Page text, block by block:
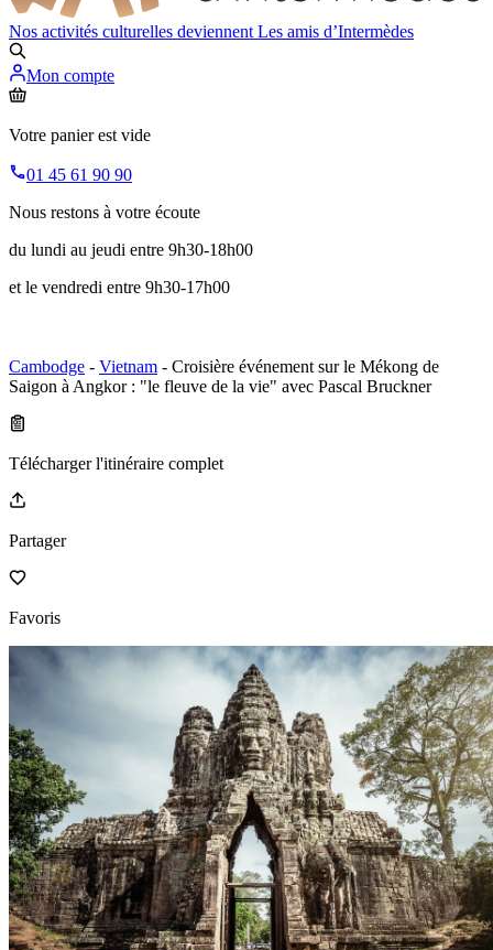
Nos activités culturelles deviennent Les amis d’Intermèdes
Mon compte
Votre panier est vide
01 45 61 90 90
Nous restons à votre écoute
du lundi au jeudi entre 9h30-18h00
et le vendredi entre 9h30-17h00
Cambodge - Vietnam - Croisière événement sur le Mékong de
Saigon à Angkor : "le fleuve de la vie" avec Pascal Bruckner
Télécharger l'itinéraire complet
Partager
Favoris